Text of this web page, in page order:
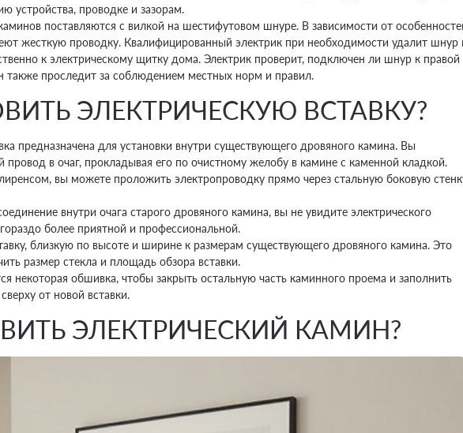
устройства, проводке и зазорам.
поставляются с вилкой на шестифутовом шнуре. В зависимости от
жесткую проводку. Квалифицированный электрик при необходимости удалит шнур
к электрическому щитку дома. Электрик проверит, подключен ли шнур к правой
также проследит за соблюдением местных норм и правил.
ЭЛЕКТРИЧЕСКУЮ ВСТАВКУ?
предназначена для установки внутри существующего дровяного камина. Вы
провод в очаг, прокладывая его по очистному желобу в камине с каменной кладкой.
вы можете проложить электропроводку прямо через стальную боковую
внутри очага старого дровяного камина, вы не увидите электрического
более приятной и профессиональной.
близкую по высоте и ширине к размерам существующего дровяного камина. Это
размер стекла и площадь обзора вставки.
некоторая обшивка, чтобы закрыть остальную часть каминного проема и заполнить
от новой вставки.
ЭЛЕКТРИЧЕСКИЙ КАМИН?